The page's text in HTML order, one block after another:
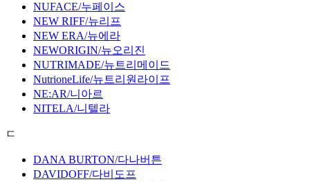
NUFACE/누페이스
NEW RIFF/뉴리프
NEW ERA/뉴에라
NEWORIGIN/뉴오리진
NUTRIMADE/뉴트리메이드
NutrioneLife/뉴트리원라이프
NE:AR/니아르
NITELA/니텔라
ㄷ
DANA BURTON/다나버튼
DAVIDOFF/다비도프